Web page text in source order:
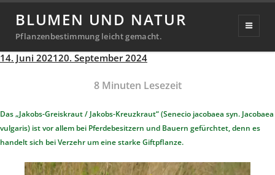
BLUMEN UND NATUR
Pflanzenbestimmung leicht gemacht.
Jakobs-Greiskraut / Jakobs-
Kreuzkraut
Veröffentlicht
14. Juni 202120. September 2024
Richter
8Minuten Lesezeit
Das „Jakobs-Greiskraut / Jakobs-Kreuzkraut“ (Senecio jacobaea syn. Jacobaea
vulgaris) ist vor allem bei Pferdebesitzern und Bauern gefürchtet, denn es
handelt sich bei Verzehr um eine starke Giftpflanze.